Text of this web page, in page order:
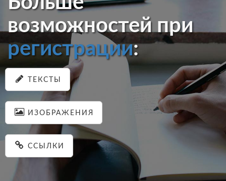
возможностей при
регистрации:
ТЕКСТЫ
ИЗОБРАЖЕНИЯ
ССЫЛКИ